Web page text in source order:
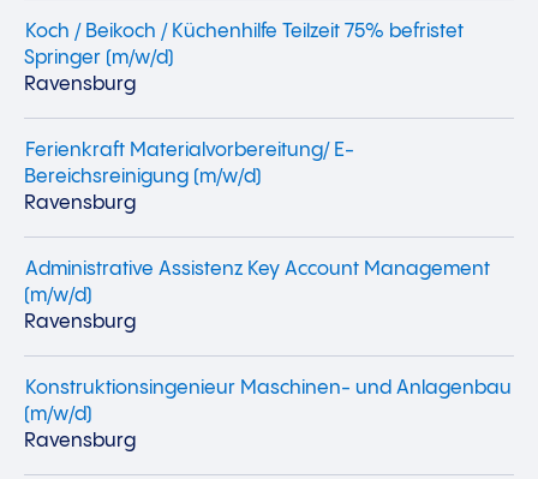
Koch / Beikoch / Küchenhilfe Teilzeit 75% befristet
Springer (m/w/d)
Ravensburg
Ferienkraft Materialvorbereitung/ E-
Bereichsreinigung (m/w/d)
Ravensburg
Administrative Assistenz Key Account Management
(m/w/d)
Ravensburg
Konstruktionsingenieur Maschinen- und Anlagenbau
(m/w/d)
Ravensburg